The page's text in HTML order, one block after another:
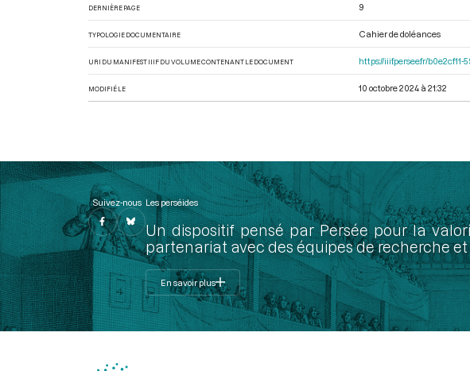
DERNIÈRE PAGE 9
TYPOLOGIE DOCUMENTAIRE Cahier de doléances
URI DU MANIFEST IIIF DU VOLUME CONTENANT LE DOCUMENT https://iiif.persee.fr/
MODIFIÉ LE 10 octobre 2024 à 21:32
Suivez-nous Les perséides
Un dispositif pensé par Persée pour la
partenariat avec des équipes de recherche
En savoir plus